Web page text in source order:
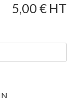
5,00 € HT